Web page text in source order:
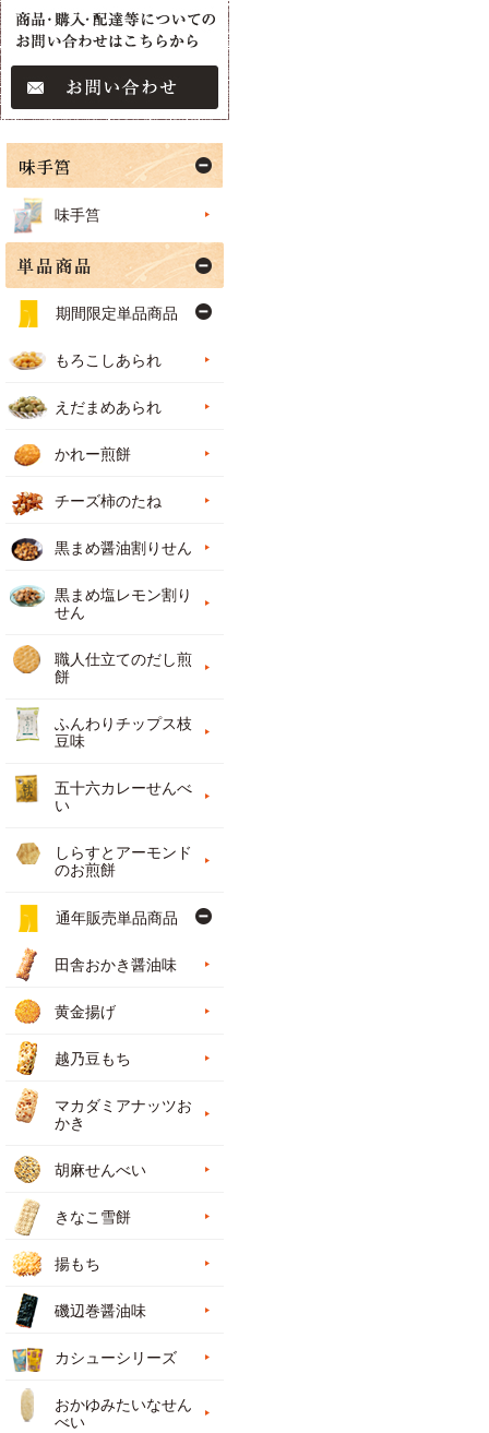
味手筥
期間限定単品商品
もろこしあられ
えだまめあられ
かれー煎餅
チーズ柿のたね
黒まめ醤油割りせん
黒まめ塩レモン割り
せん
職人仕立てのだし煎
餅
ふんわりチップス枝
豆味
五十六カレーせんべ
い
しらすとアーモンド
のお煎餅
通年販売単品商品
田舎おかき醤油味
黄金揚げ
越乃豆もち
マカダミアナッツお
かき
胡麻せんべい
きなこ雪餅
揚もち
磯辺巻醤油味
カシューシリーズ
おかゆみたいなせん
べい